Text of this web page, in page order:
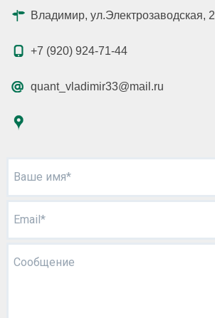
Владимир, ул.Электрозаводская, 2
+7 (920) 924-71-44
quant_vladimir33@mail.ru
Ваше имя*
Email*
Сообщение